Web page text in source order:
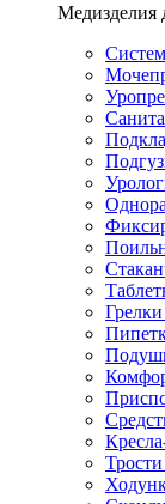
Медизделия